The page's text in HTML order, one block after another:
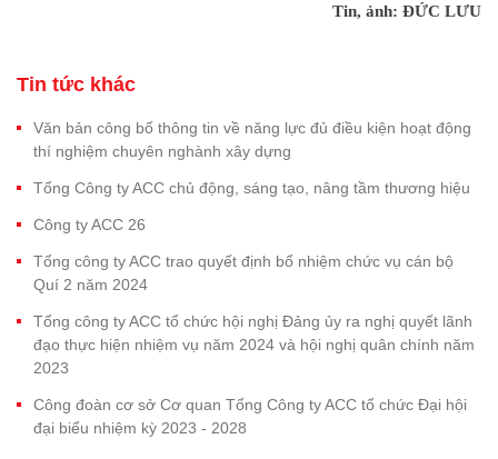
Tin, ảnh: ĐỨC LƯU
Tin tức khác
Văn bản công bố thông tin về năng lực đủ điều kiện hoạt động
thí nghiệm chuyên nghành xây dựng
Tổng Công ty ACC chủ động, sáng tạo, nâng tầm thương hiệu
Công ty ACC 26
Tổng công ty ACC trao quyết định bổ nhiệm chức vụ cán bộ
Quí 2 năm 2024
Tổng công ty ACC tổ chức hội nghị Đảng ủy ra nghị quyết lãnh
đạo thực hiện nhiệm vụ năm 2024 và hội nghị quân chính năm
2023
Công đoàn cơ sở Cơ quan Tổng Công ty ACC tổ chức Đại hội
đại biểu nhiệm kỳ 2023 - 2028